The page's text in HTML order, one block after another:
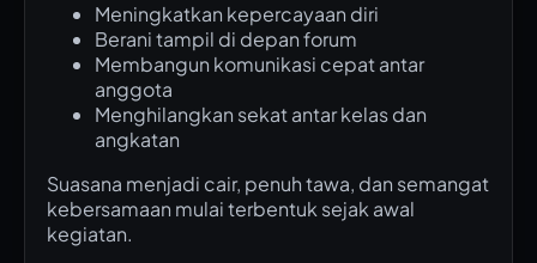
Meningkatkan kepercayaan diri
Berani tampil di depan forum
Membangun komunikasi cepat antar
anggota
Menghilangkan sekat antar kelas dan
angkatan
Suasana menjadi cair, penuh tawa, dan semangat
kebersamaan mulai terbentuk sejak awal
kegiatan.